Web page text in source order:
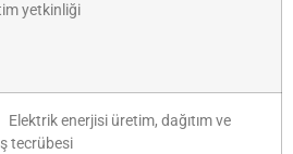
yetkinliği
enerjisi üretim, dağıtım ve
tecrübesi